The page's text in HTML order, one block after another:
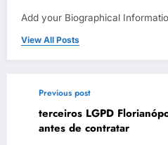
Add your Biographical
View All Posts
Previous post
terceiros LGPD
antes de contratar